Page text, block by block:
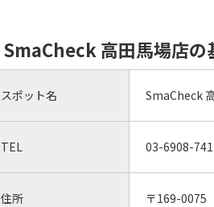
SmaCheck 高田馬場店の
スポット名 SmaCheck
TEL 03-6908-
住所
〒169-0075